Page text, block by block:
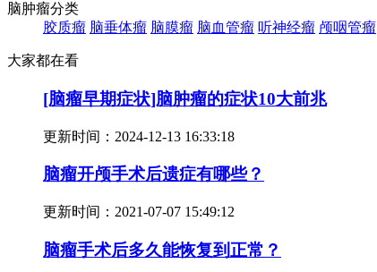
脑肿瘤分类
胶质瘤 脑垂体瘤 脑膜瘤 脑血管瘤 听神经瘤 颅咽管瘤
大家都在看
[脑瘤早期症状]脑肿瘤的症状10大前兆
更新时间： 2024-12-13 16:33:18
脑瘤开颅手术后遗症有哪些？
更新时间： 2021-07-07 15:49:12
脑瘤手术后多久能恢复到正常？